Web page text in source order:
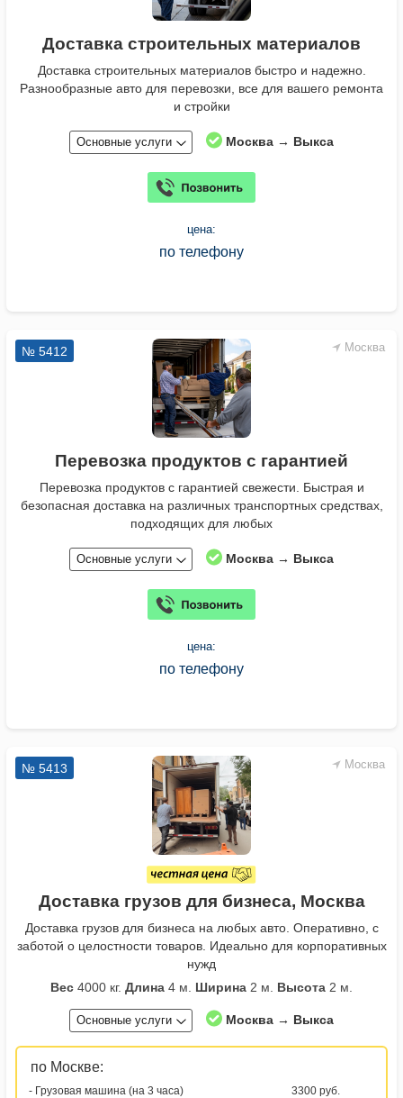
Доставка строительных материалов
Доставка строительных материалов быстро и надежно.
Разнообразные авто для перевозки, все для вашего ремонта
и стройки
Основные услуги Москва → Выкса
цена:
по телефону
Москва
№ 5412
Перевозка продуктов с гарантией
Перевозка продуктов с гарантией свежести. Быстрая и
безопасная доставка на различных транспортных средствах,
подходящих для любых
Основные услуги Москва → Выкса
цена:
по телефону
Москва
№ 5413
Доставка грузов для бизнеса, Москва
Доставка грузов для бизнеса на любых авто. Оперативно, с
заботой о целостности товаров. Идеально для корпоративных
нужд
Вес 4000 кг. Длина 4 м. Ширина 2 м. Высота 2 м.
Основные услуги Москва → Выкса
по Москве:
- Грузовая машина (на 3 часа) 3300 руб.